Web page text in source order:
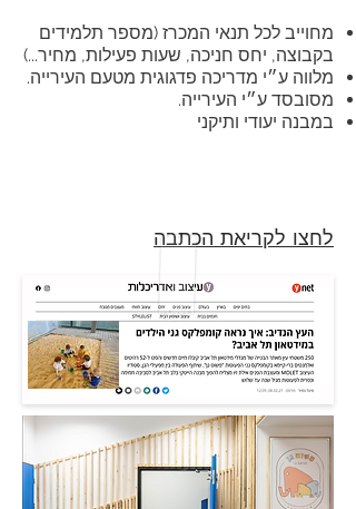
מחוייב לכל תנאי המכרז (מספר תלמידים
בקבוצה, יחס חניכה, שעות פעילות, מחיר...)
מלווה ע״י מדריכה פדגוגית מטעם העירייה.
מסובסד ע״י העירייה.
במבנה יעודי ותיקני
לחצו לקריאת הכתבה